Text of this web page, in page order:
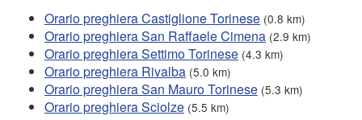
Orario preghiera Castiglione Torinese (0.8 km)
Orario preghiera San Raffaele Cimena (2.9 km)
Orario preghiera Settimo Torinese (4.3 km)
Orario preghiera Rivalba (5.0 km)
Orario preghiera San Mauro Torinese (5.3 km)
Orario preghiera Sciolze (5.5 km)